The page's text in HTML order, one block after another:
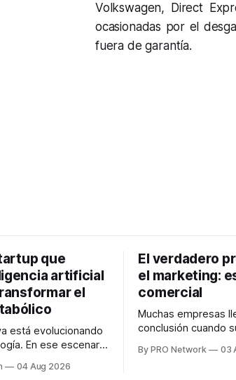
Volkswagen, Direct
ocasionadas por el
fuera de garantía.
que
artificial
el
está evolucionando
En ese escenario
digital capaz
04 Aug 2026
El verdadero
el marketing:
comercial
Muchas empresas
conclusión cuando
marketing no
By PRO Network 03